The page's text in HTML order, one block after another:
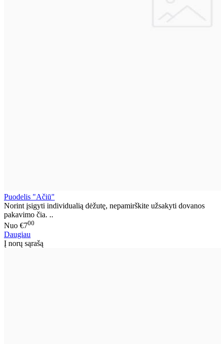
Puodelis "Ačiū"
Norint įsigyti individualią dėžutę, nepamirškite užsakyti dovanos
pakavimo čia. ..
Nuo €700
Daugiau
Į norų sąrašą